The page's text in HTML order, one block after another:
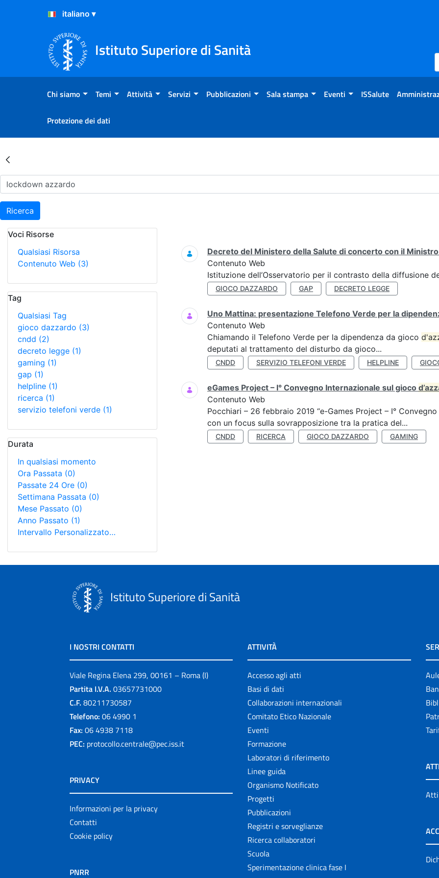
Salta al Contenuto
Salta al Footer
Istituto Superiore di Sanità
Chi siamo Temi Attività Servizi Pubblicazioni Sala stampa Eventi ISSalute
Protezione dei dati
Risultati della Ricerca - Archivio
Ricerca
Voci Risorse
Qualsiasi Risorsa
Contenuto Web (3)
Tag
Qualsiasi Tag
gioco dazzardo (3)
cndd (2)
decreto legge (1)
gaming (1)
gap (1)
helpline (1)
ricerca (1)
servizio telefoni verde (1)
Durata
In qualsiasi momento
Ora Passata (0)
Passate 24 Ore (0)
Settimana Passata (0)
Mese Passato (0)
Anno Passato (1)
Intervallo Personalizzato…
Ricerca
Decreto del Ministero della Salute di concerto con il
Contenuto Web
Istituzione dell’Osservatorio per il contrasto della diffusione
GIOCO DAZZARDO GAP DECRETO LEGGE
Uno Mattina: presentazione Telefono Verde per la
Contenuto Web
Chiamando il Telefono Verde per la dipendenza da gioco
deputati al trattamento del disturbo da gioco...
CNDD SERVIZIO TELEFONI VERDE HELPLINE
eGames Project – I° Convegno Internazionale sul gioco
Contenuto Web
Pocchiari – 26 febbraio 2019 “e-Games Project – I°
con un focus sulla sovrapposizione tra la pratica del...
CNDD RICERCA GIOCO DAZZARDO GAMING
Istituto Superiore di Sanità
I NOSTRI CONTATTI
Viale Regina Elena 299, 00161 – Roma (I)
Partita I.V.A. 03657731000
C.F. 80211730587
Telefono: 06 4990 1
Fax: 06 4938 7118
PEC: protocollo.centrale@pec.iss.it
PRIVACY
Informazioni per la privacy
Contatti
Cookie policy
PNRR
ATTIVITÀ
Accesso agli atti
Basi di dati
Collaborazioni internazionali
Comitato Etico Nazionale
Eventi
Formazione
Laboratori di riferimento
Linee guida
Organismo Notificato
Progetti
Pubblicazioni
Registri e sorveglianze
Ricerca collaboratori
Scuola
Sperimentazione clinica fase I
Atti